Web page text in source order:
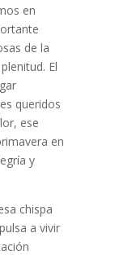
en
de la
El
queridos
ese
en
y
chispa
a vivir